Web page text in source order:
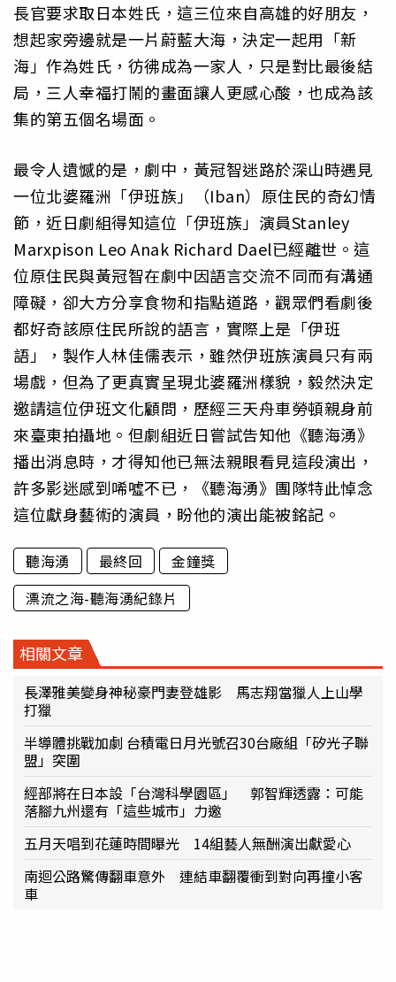
長官要求取日本姓氏，這三位來自高雄的好朋友，
想起家旁邊就是一片蔚藍大海，決定一起用「新
海」作為姓氏，彷彿成為一家人，只是對比最後結
局，三人幸福打鬧的畫面讓人更感心酸，也成為該
集的第五個名場面。
最令人遺憾的是，劇中，黃冠智迷路於深山時遇見
一位北婆羅洲「伊班族」（Iban）原住民的奇幻情
節，近日劇組得知這位「伊班族」演員Stanley
Marxpison Leo Anak Richard Dael已經離世。這
位原住民與黃冠智在劇中因語言交流不同而有溝通
障礙，卻大方分享食物和指點道路，觀眾們看劇後
都好奇該原住民所說的語言，實際上是「伊班
語」，製作人林佳儒表示，雖然伊班族演員只有兩
場戲，但為了更真實呈現北婆羅洲樣貌，毅然決定
邀請這位伊班文化顧問，歷經三天舟車勞頓親身前
來臺東拍攝地。但劇組近日嘗試告知他《聽海湧》
播出消息時，才得知他已無法親眼看見這段演出，
許多影迷感到唏噓不已，《聽海湧》團隊特此悼念
這位獻身藝術的演員，盼他的演出能被銘記。
聽海湧 最終回
金鐘獎
漂流之海-聽海湧紀錄片
相關文章
長澤雅美變身神秘豪門妻登雄影 馬志翔當獵人上山學
打獵
半導體挑戰加劇 台積電日月光號召30台廠組「矽光子聯
盟」突圍
經部將在日本設「台灣科學園區」 郭智輝透露：可能
落腳九州還有「這些城市」力邀
五月天唱到花蓮時間曝光 14組藝人無酬演出獻愛心
南迴公路驚傳翻車意外 連結車翻覆衝到對向再撞小客
車